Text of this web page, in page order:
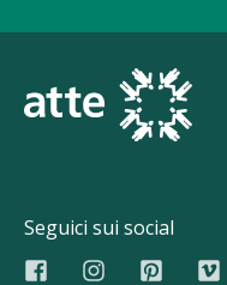
Seguici sui social